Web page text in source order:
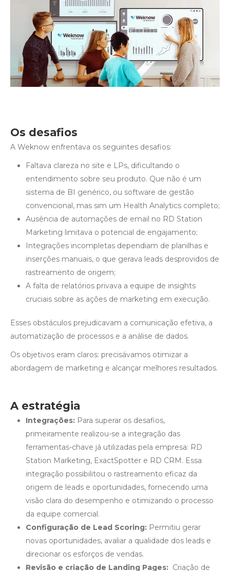
Os desafios
A Weknow enfrentava os seguintes desafios:
Faltava clareza no site e LPs, dificultando o
entendimento sobre seu produto. Que não é um
sistema de BI genérico, ou software de gestão
convencional, mas sim um Health Analytics completo;
Ausência de automações de email no RD Station
Marketing limitava o potencial de engajamento;
Integrações incompletas dependiam de planilhas e
inserções manuais, o que gerava leads desprovidos de
rastreamento de origem;
A falta de relatórios privava a equipe de insights
cruciais sobre as ações de marketing em execução.
Esses obstáculos prejudicavam a comunicação efetiva, a
automatização de processos e a análise de dados.
Os objetivos eram claros: precisávamos otimizar a
abordagem de marketing e alcançar melhores resultados.
A estratégia
Integrações: Para superar os desafios,
primeiramente realizou-se a integração das
ferramentas-chave já utilizadas pela empresa: RD
Station Marketing, ExactSpotter e RD CRM. Essa
integração possibilitou o rastreamento eficaz da
origem de leads e oportunidades, fornecendo uma
visão clara do desempenho e otimizando o processo
da equipe comercial.
Configuração de Lead Scoring: Permitiu gerar
novas oportunidades, avaliar a qualidade dos leads e
direcionar os esforços de vendas.
Revisão e criação de Landing Pages: Criação de